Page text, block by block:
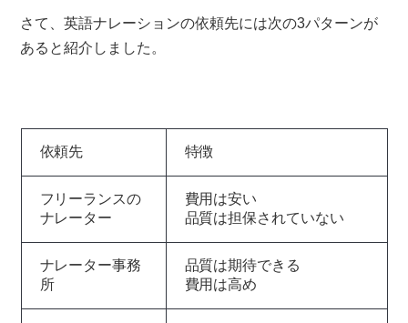
さて、英語ナレーションの依頼先には次の3パターンが
あると紹介しました。
依頼先 特徴
フリーランスの
ナレーター
費用は安い
品質は担保されていない
ナレーター事務
所
品質は期待できる
費用は高め